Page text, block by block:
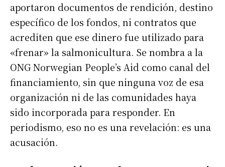
aportaron documentos de rendición, destino
específico de los fondos, ni contratos que
acrediten que ese dinero fue utilizado para
«frenar» la salmonicultura. Se nombra a la
ONG Norwegian People’s Aid como canal del
financiamiento, sin que ninguna voz de esa
organización ni de las comunidades haya
sido incorporada para responder. En
periodismo, eso no es una revelación: es una
acusación.